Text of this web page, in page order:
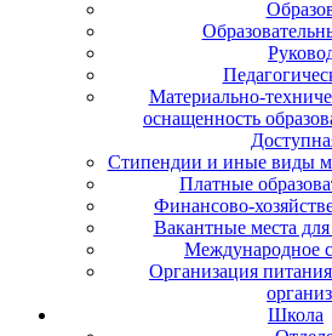
Материально-
оснащенность
Стипендии и иные виды
Платные
Финансово-
Вакантные места
Международное
Организация
Школа